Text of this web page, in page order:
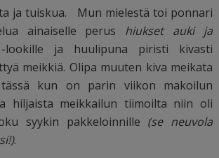
ja tuiskua. Mun mielestä toi ponnari
ainaiselle perus hiukset auki ja
ja huulipuna piristi kivasti
meikkiä. Olipa muuten kiva meikata
kun on parin viikon makoilun
hiljaista meikkailun tiimoilta niin oli
syykin pakkeloinnille (se neuvola
.